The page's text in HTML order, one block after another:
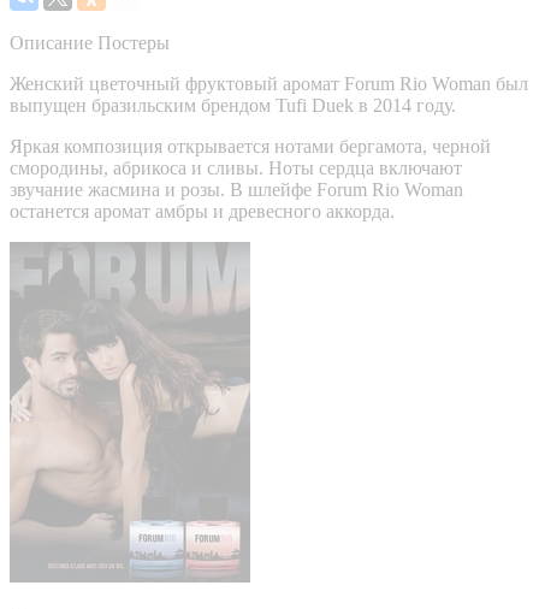
Описание Постеры
Женский цветочный фруктовый аромат Forum Rio Woman был
выпущен бразильским брендом Tufi Duek в 2014 году.
Яркая композиция открывается нотами бергамота, черной
смородины, абрикоса и сливы. Ноты сердца включают
звучание жасмина и розы. В шлейфе Forum Rio Woman
останется аромат амбры и древесного аккорда.